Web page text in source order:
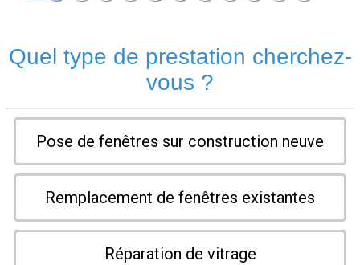
Quel type de prestation cherchez-
vous ?
Pose de fenêtres sur construction neuve
Remplacement de fenêtres existantes
Réparation de vitrage